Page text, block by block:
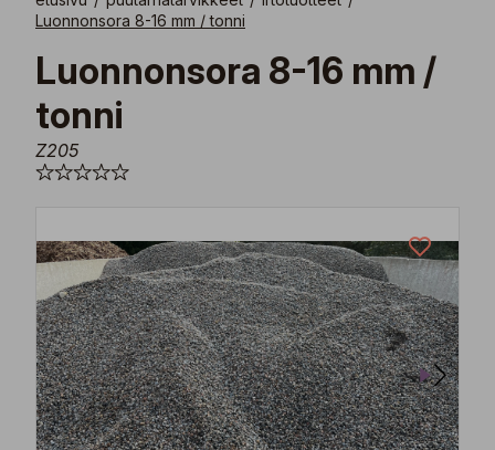
Luonnonsora 8-16 mm / tonni
Luonnonsora 8-16 mm /
tonni
Z205